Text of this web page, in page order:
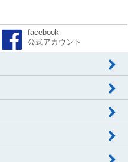
facebook
公式アカウント